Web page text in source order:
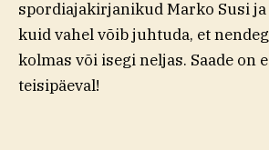
spordiajakirjanikud Marko Susi ja
kuid vahel võib juhtuda, et
kolmas või isegi neljas. Saade on
teisipäeval!